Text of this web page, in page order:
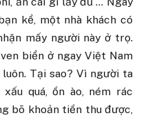
kể, một nhà khách có
mấy người này ở trọ.
biển ở ngay Việt Nam
Tại sao? Vì người ta
quá, ồn ào, ném rác
bõ khoản tiền thu được,